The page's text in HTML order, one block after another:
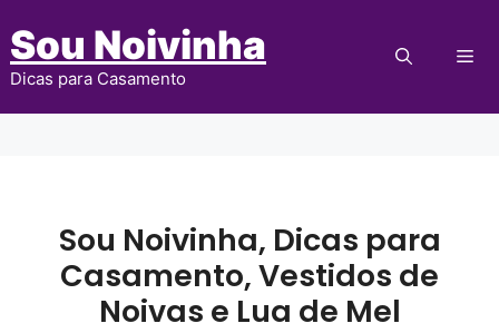
para
Sou Noivinha
Dicas para Casamento
Sou Noivinha, Dicas para
Casamento, Vestidos de
Noivas e Lua de Mel